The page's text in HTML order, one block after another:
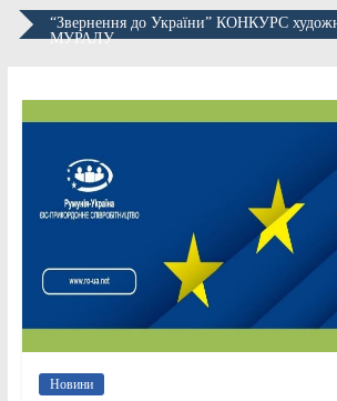
“Звернення до України” КОНКУРС
МУРАЛУ
Новини